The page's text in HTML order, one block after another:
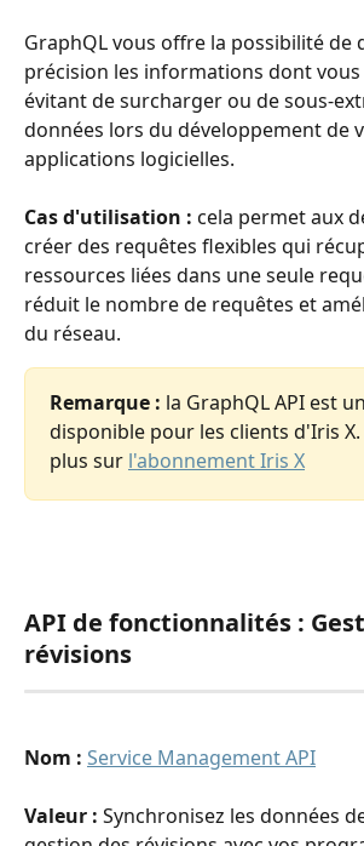
GraphQL vous offre la possibilité de
précision les informations dont vous
évitant de surcharger ou de sous-
données lors du développement de
applications logicielles.
Cas d'utilisation : cela permet aux
créer des requêtes flexibles qui
ressources liées dans une seule
réduit le nombre de requêtes et
du réseau.
Remarque : la GraphQL API est
disponible pour les clients d'Iris X.
plus sur l'abonnement Iris X
API de fonctionnalités :
révisions
Nom : Service Management API
Valeur : Synchronisez les données